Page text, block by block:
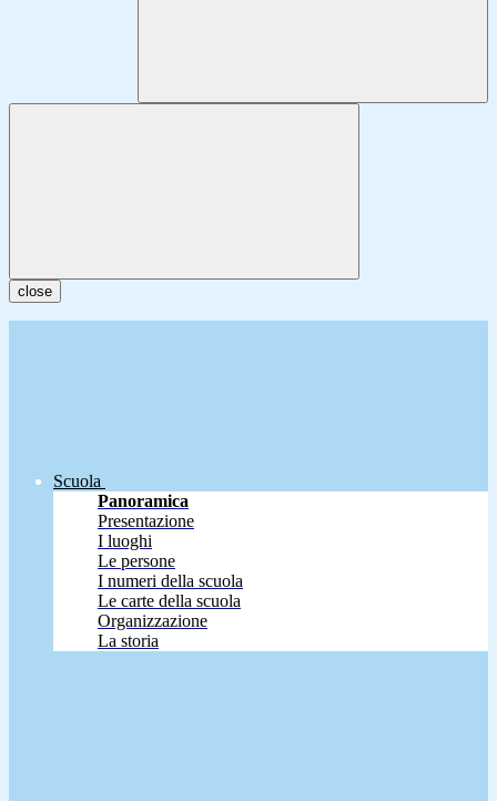
close
Scuola
Panoramica
Presentazione
I luoghi
Le persone
I numeri della scuola
Le carte della scuola
Organizzazione
La storia